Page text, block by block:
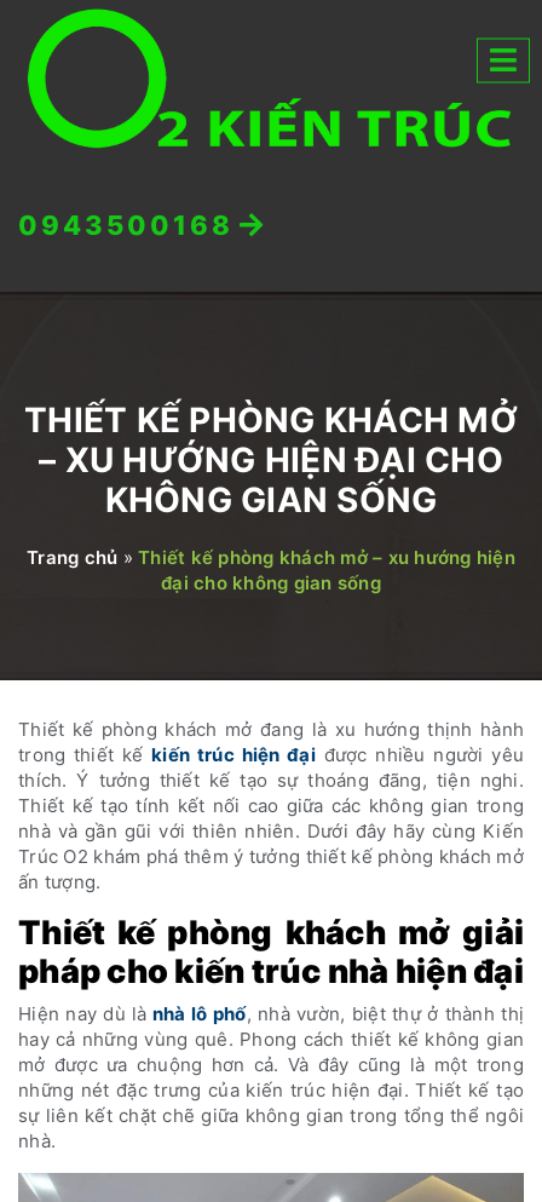
0943500168
THIẾT KẾ PHÒNG KHÁCH MỞ
– XU HƯỚNG HIỆN ĐẠI CHO
KHÔNG GIAN SỐNG
Trang chủ »Thiết kế phòng khách mở – xu hướng hiện
đại cho không gian sống
Thiết kế phòng khách mở đang là xu hướng thịnh hành
trong thiết kếkiến trúc hiện đạiđược nhiều người yêu
thích. Ý tưởng thiết kế tạo sự thoáng đãng, tiện nghi.
Thiết kế tạo tính kết nối cao giữa các không gian trong
nhà và gần gũi với thiên nhiên. Dưới đây hãy cùng Kiến
Trúc O2 khám phá thêm ý tưởng thiết kế phòng khách mở
ấn tượng.
Thiết kế phòng khách mở giải
pháp cho kiến trúc nhà hiện đại
Hiện nay dù là nhà lô phố, nhà vườn, biệt thự ở thành thị
hay cả những vùng quê. Phong cách thiết kế không gian
mở được ưa chuộng hơn cả. Và đây cũng là một trong
những nét đặc trưng của kiến trúc hiện đại. Thiết kế tạo
sự liên kết chặt chẽ giữa không gian trong tổng thể ngôi
nhà.